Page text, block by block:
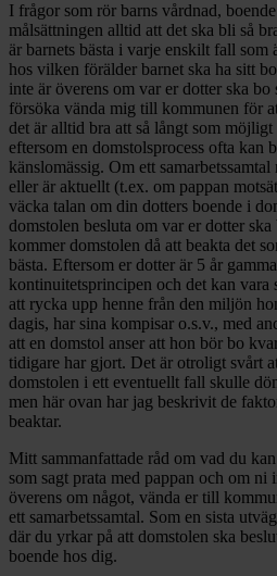
I frågor som rör barns vårdnad,
målsättningen alltid att det ska bli så
är barnets bästa i varje enskilt fall som
hos vilken förälder barnet ska ha sitt
inte är överens om var er dotter ska
försöka vända mig till kommunen för
det är alltid bra att så långt som
eftersom en domstolsprocess ofta kan
känslomässig. Om ett
eller är aktuellt (t.ex. om pappan
väcka talan om din dotters boende i
domstolen besluta om var er dotter
kommer domstolen då att beakta det
bästa. Eftersom er dotter är 5 år
kontinuitetsprincipen och det kan vara
att rycka upp henne från den miljön
dagis, har sina kompisar o.s.v., med
att en domstol anser att hon bör bo
tidigare har gjort. Det är otroligt svårt
domstolen i ett eventuellt fall skulle
men här ovan har jag beskrivit de
beaktar.
Mitt sammanfattade råd om vad du
som sagt prata med pappan och om ni
överens om något, vända er till
ett samarbetssamtal. Som en sista
där du yrkar på att domstolen ska
boende hos dig.